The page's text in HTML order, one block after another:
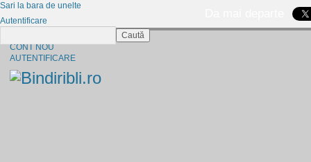
CONT NOU
AUTENTIFICARE
Sari la bara de unelte
Autentificare
Caută